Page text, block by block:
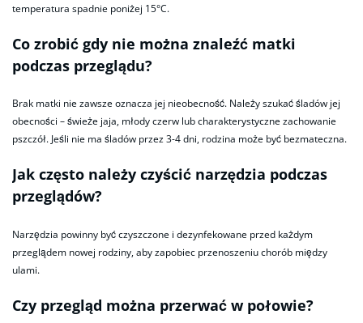
temperatura spadnie poniżej 15°C.
Co zrobić gdy nie można znaleźć matki
podczas przeglądu?
Brak matki nie zawsze oznacza jej nieobecność. Należy szukać śladów jej
obecności – świeże jaja, młody czerw lub charakterystyczne zachowanie
pszczół. Jeśli nie ma śladów przez 3-4 dni, rodzina może być bezmateczna.
Jak często należy czyścić narzędzia podczas
przeglądów?
Narzędzia powinny być czyszczone i dezynfekowane przed każdym
przeglądem nowej rodziny, aby zapobiec przenoszeniu chorób między
ulami.
Czy przegląd można przerwać w połowie?